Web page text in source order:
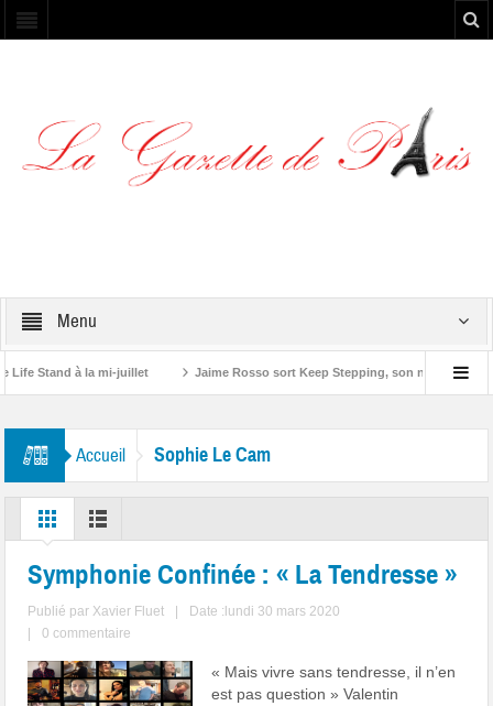
Menu
Stand à la mi-juillet Jaime Rosso sort Keep Stepping, son nouvel EP
Accueil Sophie Le Cam
Symphonie Confinée : « La Tendresse »
Publié par Xavier Fluet
Date :lundi 30 mars 2020
0 commentaire
« Mais vivre sans tendresse, il n’en
est pas question » Valentin